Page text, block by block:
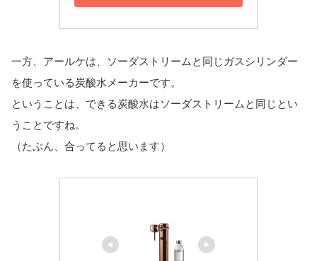
一方、アールケは、ソーダストリームと同じガスシリンダー
を使っている炭酸水メーカーです。
ということは、できる炭酸水はソーダストリームと同じとい
うことですね。
（たぶん、合ってると思います）